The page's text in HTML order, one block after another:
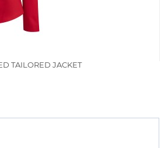
TAILORED JACKET